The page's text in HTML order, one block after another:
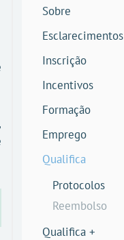
Sobre
Esclarecimentos
Inscrição
Incentivos
Formação
Emprego
Qualifica
Protocolos
Reembolso
Qualifica +